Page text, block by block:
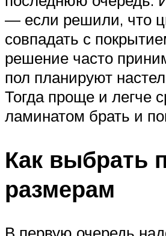
— если решили, что
совпадать с
решение часто
пол планируют
Тогда проще и легче
ламинатом брать и
Как выбрать
размерам